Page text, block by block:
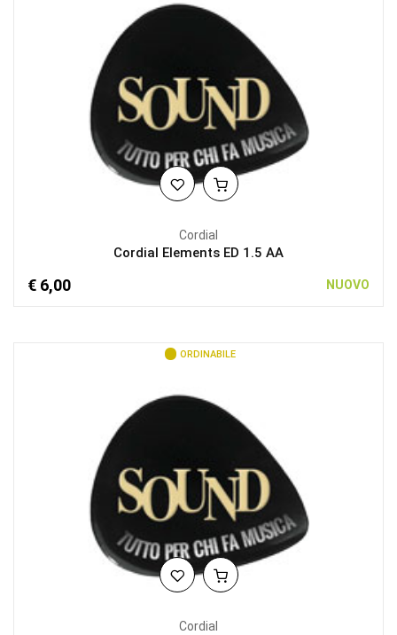
Cordial
Cordial Elements ED 1.5 AA
€ 6,00 NUOVO
ORDINABILE
Cordial